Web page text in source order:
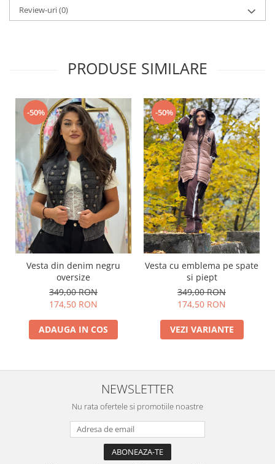
Review-uri(0)
PRODUSE SIMILARE
-50%
Vesta din denim negru
oversize
349,00 RON
174,50 RON
ADAUGA IN COS
-50%
Vesta cu emblema pe spate
si piept
349,00 RON
174,50 RON
VEZI VARIANTE
NEWSLETTER
Nu rata ofertele si promotiile noastre